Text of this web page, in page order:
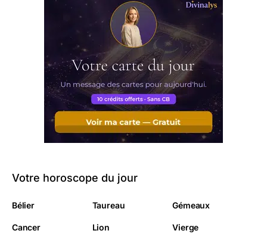
Votre horoscope du jour
Bélier Taureau Gémeaux
Cancer Lion Vierge